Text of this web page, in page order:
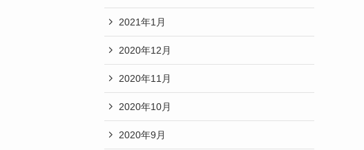
2021年1月
2020年12月
2020年11月
2020年10月
2020年9月